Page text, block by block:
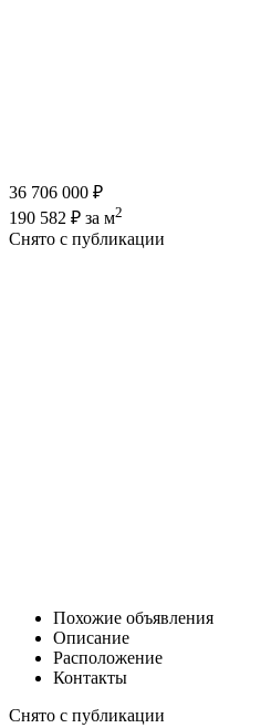
36 706 000 ₽
190 582 ₽ за м2
Снято с публикации
Похожие объявления
Описание
Расположение
Контакты
Снято с публикации